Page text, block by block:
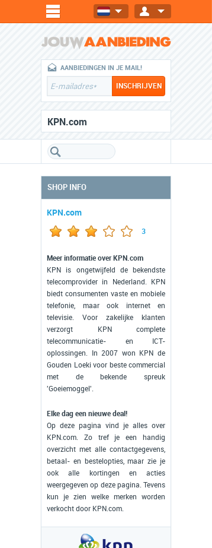
AANBIEDINGEN IN JE MAIL!
KPN.com
SHOP INFO
KPN.com
3
Meer informatie over KPN.com
KPN is ongetwijfeld de bekendste
telecomprovider in Nederland. KPN
biedt consumenten vaste en mobiele
telefonie, maar ook internet en
televisie. Voor zakelijke klanten
verzorgt KPN complete
telecommunicatie- en ICT-
oplossingen. In 2007 won KPN de
Gouden Loeki voor beste commercial
met de bekende spreuk
'Goeiemoggel'.
Elke dag een nieuwe deal!
Op deze pagina vind je alles over
KPN.com. Zo tref je een handig
overzicht met alle contactgegevens,
betaal- en bestelopties, maar zie je
ook alle kortingen en acties
weergegeven op deze pagina. Tevens
kun je zien welke merken worden
verkocht door KPN.com.